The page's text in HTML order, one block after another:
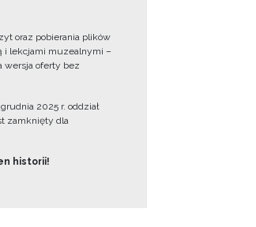
oraz pobierania plików
i lekcjami muzealnymi –
wersja oferty bez
2025 r. oddział
zamknięty dla
historii!